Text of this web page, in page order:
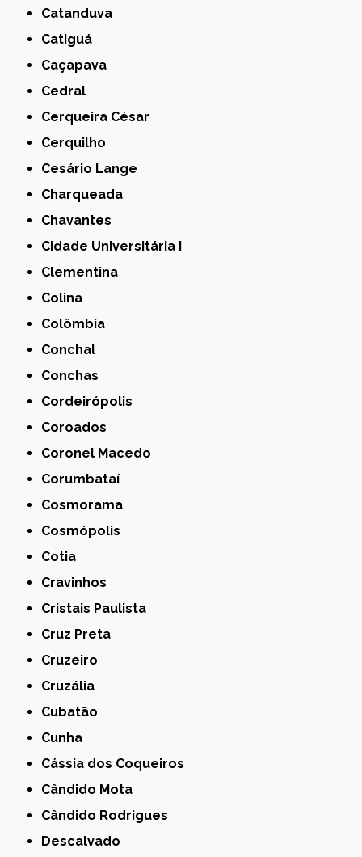
Catanduva
Catiguá
Caçapava
Cedral
Cerqueira César
Cerquilho
Cesário Lange
Charqueada
Chavantes
Cidade Universitária I
Clementina
Colina
Colômbia
Conchal
Conchas
Cordeirópolis
Coroados
Coronel Macedo
Corumbataí
Cosmorama
Cosmópolis
Cotia
Cravinhos
Cristais Paulista
Cruz Preta
Cruzeiro
Cruzália
Cubatão
Cunha
Cássia dos Coqueiros
Cândido Mota
Cândido Rodrigues
Descalvado